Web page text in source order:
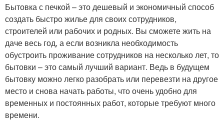
Бытовка с печкой – это дешевый и экономичный способ
создать быстро жилье для своих сотрудников,
строителей или рабочих и родных. Вы сможете жить на
даче весь год, а если возникла необходимость
обустроить проживание сотрудников на несколько лет, то
бытовки – это самый лучший вариант. Ведь в будущем
бытовку можно легко разобрать или перевезти на другое
место и снова начать работы, что очень удобно для
временных и постоянных работ, которые требуют много
времени.